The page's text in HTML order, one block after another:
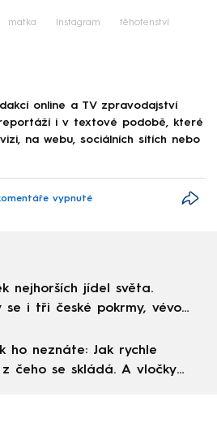
matka Instagram těhotenství
online a TV zpravodajství
i v textové podobě, které
na webu, sociálních sítích nebo
vypnuté
nejhorších jídel světa.
se i tři české pokrmy, vévodí
ho neznáte: Jak rychle
čeho se skládá. A vločky